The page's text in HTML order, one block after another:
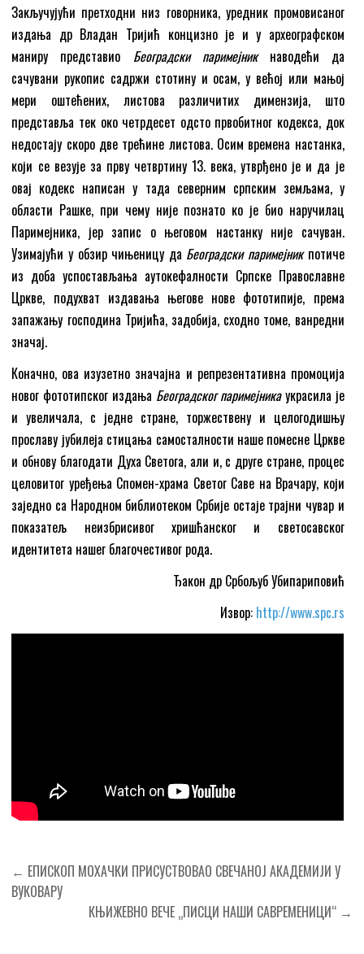
Закључујући претходни низ говорника, уредник промовисаног
издања др Владан Тријић концизно је и у археографском
маниру представио Београдски паримејникнаводећи да
сачувани рукопис садржи стотину и осам, у већој или мањој
мери оштећених, листова различитих димензија, што
представља тек око четрдесет одсто првобитног кодекса, док
недостају скоро две трећине листова. Осим времена настанка,
који се везује за прву четвртину 13. века, утврђено је и да је
овај кодекс написан у тада северним српским земљама, у
области Рашке, при чему није познато ко је био наручилац
Паримејника, јер запис о његовом настанку није сачуван.
Узимајући у обзир чињеницу да Београдски паримејникпотиче
из доба успостављања аутокефалности Српске Православне
Цркве, подухват издавања његове нове фототипије, према
запажању господина Тријића, задобија, сходно томе, ванредни
значај.
Коначно, ова изузетно значајна и репрезентативна промоција
новог фототипског издања Београдског паримејникаукрасила је
и увеличала, с једне стране, торжествену и целогодишњу
прославу јубилеја стицања самосталности наше помесне Цркве
и обнову благодати Духа Светога, али и, с друге стране, процес
целовитог уређења Спомен-храма Светог Саве на Врачару, који
заједно са Народном библиотеком Србије остаје трајни чувар и
показатељ неизбрисивог хришћанског и светосавског
идентитета нашег благочестивог рода.
Ђакон др Србољуб Убипариповић
Извор:http://www.spc.rs
Кретање
чланка
← ЕПИСКОП МОХАЧКИ ПРИСУСТВОВАО СВЕЧАНОЈ АКАДЕМИЈИ У
ВУКОВАРУ
КЊИЖЕВНО ВЕЧЕ „ПИСЦИ НАШИ САВРЕМЕНИЦИ“ →